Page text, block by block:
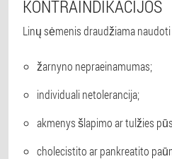
KONTRAINDIKACIJOS
Linų sėmenis draudžiama
žarnyno nepraeinamumas;
individuali netolerancija;
akmenys šlapimo ar tulžies
cholecistito ar pankreatito